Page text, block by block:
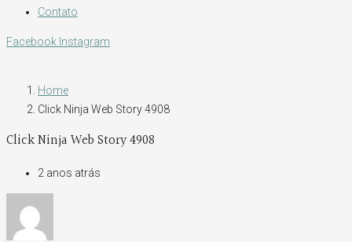
Contato
Facebook Instagram
Home
Click Ninja Web Story 4908
Click Ninja Web Story 4908
2 anos atrás